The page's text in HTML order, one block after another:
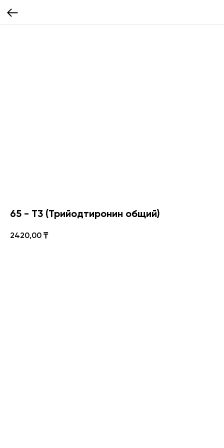
65 - Т3 (Трийодтиронин общий)
2420,00 ₸